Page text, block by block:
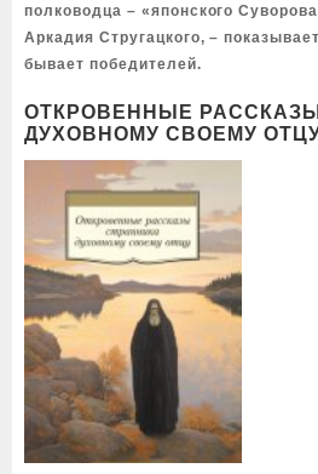
полководца – «японского
Аркадия Стругацкого, –
бывает победителей.
ОТКРОВЕННЫЕ
ДУХОВНОМУ СВОЕМУ